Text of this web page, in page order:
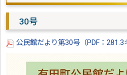
30号
公民館だより第30号（PDF：